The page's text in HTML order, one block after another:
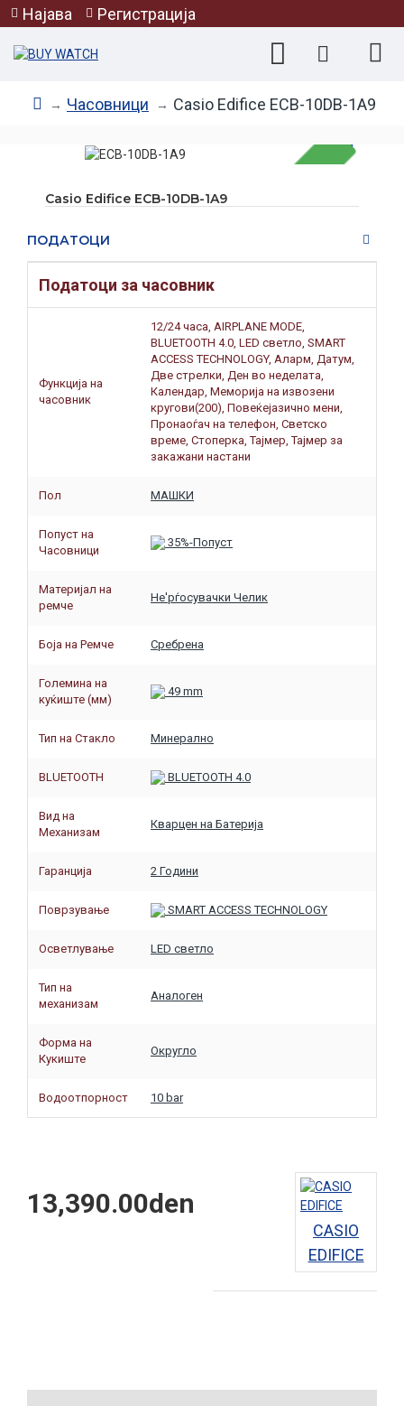
Најава Регистрација
Часовници Casio Edifice ECB-10DB-1A9
НЕМА НА ЗАЛИХА
Casio Edifice ECB-10DB-1A9
ПОДАТОЦИ
Податоци за часовник
Функција на
часовник
12/24 часа, AIRPLANE MODE,
BLUETOOTH 4.0, LED светло, SMART
ACCESS TECHNOLOGY, Аларм, Датум,
Две стрелки, Ден во неделата,
Календар, Меморија на извозени
кругови(200), Повеќејазично мени,
Пронаоѓач на телефон, Светско
време, Стоперка, Тајмер, Тајмер за
закажани настани
Пол МАШКИ
Попуст на
Часовници
35%-Попуст
Материјал на
ремче
Не'рѓосувачки Челик
Боја на Ремче Сребрена
Големина на
куќиште (мм)
49 mm
Тип на Стакло Минерално
BLUETOOTH BLUETOOTH 4.0
Вид на
Механизам
Кварцен на Батерија
Гаранција 2 Години
Поврзување SMART ACCESS TECHNOLOGY
Осветлување LED светло
Тип на
механизам
Аналоген
Форма на
Кукиште
Округло
Водоотпорност 10 bar
13,390.00den
CASIO
EDIFICE